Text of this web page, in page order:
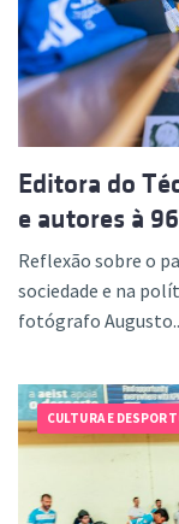
Editora do
e autores à
Reflexão sobre o
sociedade e na
fotógrafo
CULTURA E